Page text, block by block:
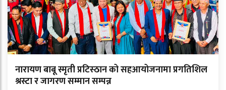
नारायण बाबू स्मृती प्रटिस्ठान को सहआयोजनामा प्रगतिशिल
श्रस्टा र जागरण सम्मान सम्पन्न